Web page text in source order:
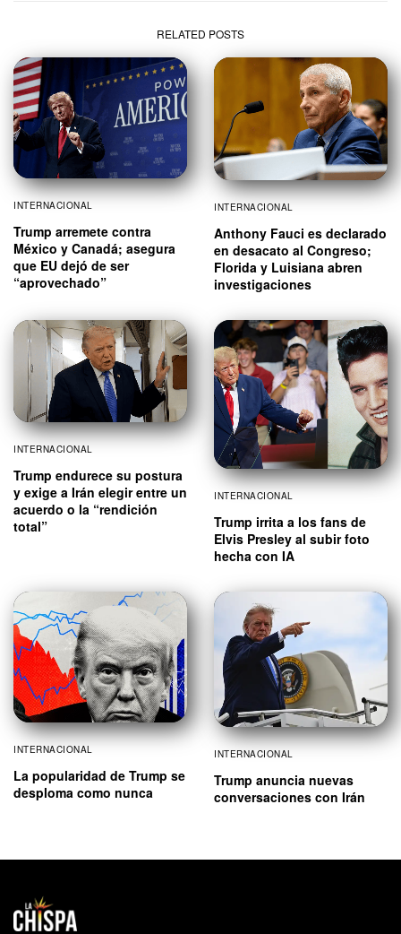
RELATED POSTS
INTERNACIONAL
Trump arremete contra
México y Canadá; asegura
que EU dejó de ser
“aprovechado”
INTERNACIONAL
Anthony Fauci es declarado
en desacato al Congreso;
Florida y Luisiana abren
investigaciones
INTERNACIONAL
Trump endurece su postura
y exige a Irán elegir entre un
acuerdo o la “rendición
total”
INTERNACIONAL
Trump irrita a los fans de
Elvis Presley al subir foto
hecha con IA
INTERNACIONAL
La popularidad de Trump se
desploma como nunca
INTERNACIONAL
Trump anuncia nuevas
conversaciones con Irán